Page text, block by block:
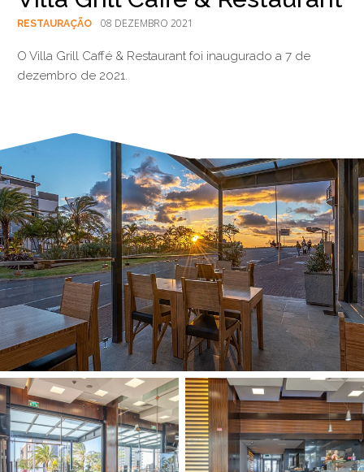
RESTAURAÇÃO 08 DEZEMBRO 2021
O Villa Grill Caffé & Restaurant foi inaugurado a 7 de
dezembro de 2021.